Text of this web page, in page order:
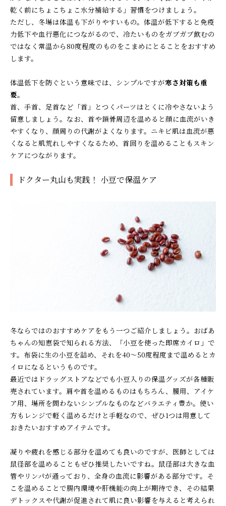
乾く前にちょこちょこ水分補給する」習慣をつけましょう。
ただし、冬場は体温も下がりやすいもの。体温が低下すると免疫
力低下や血行悪化につながるので、冷たいものをガブガブ飲むの
ではなく常温から80度程度のものをこまめにとることをおすすめ
します。
体温低下を防ぐという意味では、シンプルですが寒さ対策も重
要。
首、手首、足首など「首」とつくパーツはとくに冷やさないよう
留意しましょう。なお、首や鎖骨周辺を温めると顔に血流がいき
やすくなり、顔周りの代謝がよくなります。ニキビ肌は血流が悪
くなると肌荒れしやすくなるため、首回りを温めることもスキン
ケアにつながります。
ドクター丸山も実践！ 小豆で保温ケア
冬ならではのおすすめケアをもう一つご紹介しましょう。おばあ
ちゃんの知恵袋で知られる方法、「小豆を使った即席カイロ」で
す。布袋に生の小豆を詰め、それを40～50度程度まで温めるとカ
イロになるというものです。
最近ではドラッグストアなどでも小豆入りの保温グッズが各種販
売されています。肩や首を温めるものはもちろん、腰用、アイケ
ア用、場所を問わないシンプルなものなどバラエティ豊か。使い
方もレンジで軽く温めるだけと手軽なので、ぜひ1つは用意して
おきたいおすすめアイテムです。
凝りや疲れを感じる部分を温めても良いのですが、医師としては
鼠径部を温めることもぜひ推奨したいですね。鼠径部は大きな血
管やリンパが通っており、全身の血流に影響がある部分です。そ
こを温めることで腸内環境や肝機能の向上が期待でき、その結果
デトックスや代謝が促進されて肌に良い影響を与えると考えられ